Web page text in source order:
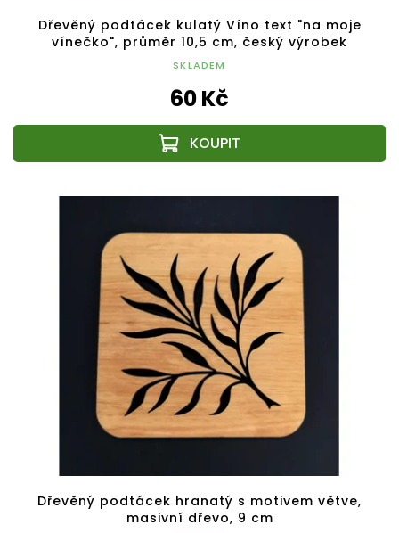
Dřevěný podtácek kulatý Víno text "na moje
vínečko", průměr 10,5 cm, český výrobek
SKLADEM
60 Kč
Dřevěný podtácek hranatý s motivem větve,
masivní dřevo, 9 cm